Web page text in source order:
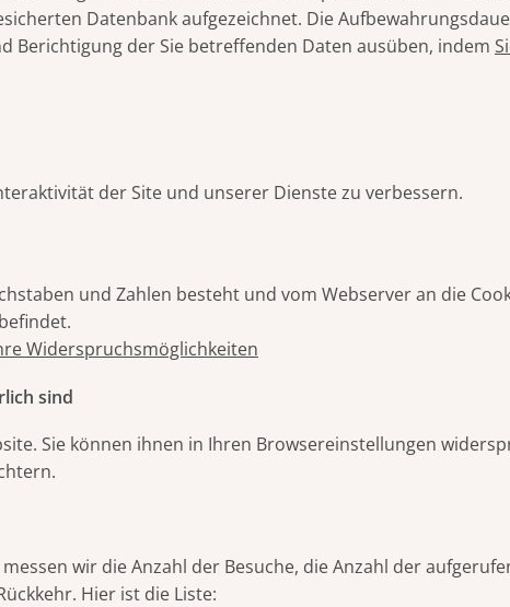
Datenbank aufgezeichnet. Die
Berichtigung der Sie betreffenden Daten ausüben, indem
der Site und unserer Dienste zu verbessern.
und Zahlen besteht und vom Webserver an die
Widerspruchsmöglichkeiten
sind
Sie können ihnen in Ihren Browsereinstellungen
wir die Anzahl der Besuche, die Anzahl der
Hier ist die Liste: